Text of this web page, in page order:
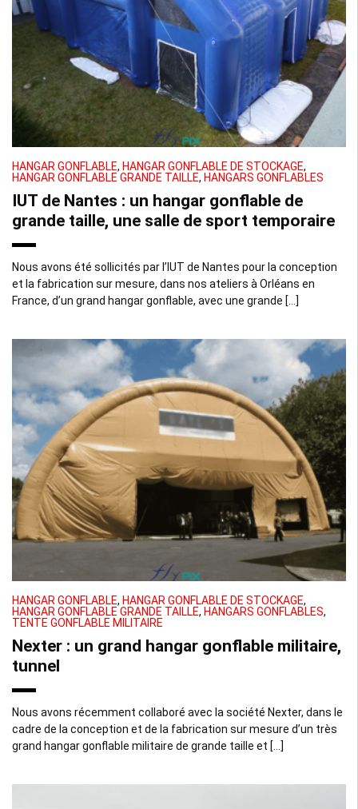
HANGAR GONFLABLE, HANGAR GONFLABLE DE STOCKAGE,
HANGAR GONFLABLE GRANDE TAILLE, HANGARS GONFLABLES
IUT de Nantes : un hangar gonflable de
grande taille, une salle de sport temporaire
Nous avons été sollicités par l’IUT de Nantes pour la conception
et la fabrication sur mesure, dans nos ateliers à Orléans en
France, d’un grand hangar gonflable, avec une grande […]
HANGAR GONFLABLE, HANGAR GONFLABLE DE STOCKAGE,
HANGAR GONFLABLE GRANDE TAILLE, HANGARS GONFLABLES,
TENTE GONFLABLE MILITAIRE
Nexter : un grand hangar gonflable militaire,
tunnel
Nous avons récemment collaboré avec la société Nexter, dans le
cadre de la conception et de la fabrication sur mesure d’un très
grand hangar gonflable militaire de grande taille et […]